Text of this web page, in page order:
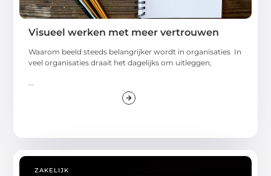
Visueel werken met meer vertrouwen
Waarom beeld steeds belangrijker wordt in organisaties In
veel organisaties draait het dagelijks om uitleggen,
ZAKELIJK